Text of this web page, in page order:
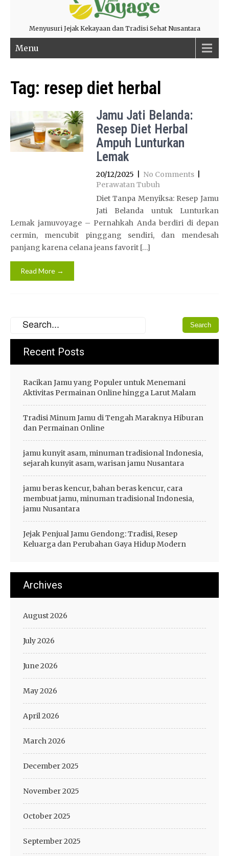
Menyusuri Jejak Kekayaan dan Tradisi Sehat Nusantara
Menu
Tag: resep diet herbal
Jamu Jati Belanda:
Resep Diet Herbal
Ampuh Lunturkan
Lemak
20/12/2025 No Comments
Perawatan Tubuh
Diet Tanpa Menyiksa: Resep Jamu
Jati Belanda untuk Lunturkan
Lemak jamuvoyage – Pernahkah Anda berdiri di depan
cermin, mencubit pinggang sendiri, dan mendesah
panjang karena celana jeans favorit […]
Read More →
Recent Posts
Racikan Jamu yang Populer untuk Menemani
Aktivitas Permainan Online hingga Larut Malam
Tradisi Minum Jamu di Tengah Maraknya Hiburan
dan Permainan Online
jamu kunyit asam, minuman tradisional Indonesia,
sejarah kunyit asam, warisan jamu Nusantara
jamu beras kencur, bahan beras kencur, cara
membuat jamu, minuman tradisional Indonesia,
jamu Nusantara
Jejak Penjual Jamu Gendong: Tradisi, Resep
Keluarga dan Perubahan Gaya Hidup Modern
Archives
August 2026
July 2026
June 2026
May 2026
April 2026
March 2026
December 2025
November 2025
October 2025
September 2025